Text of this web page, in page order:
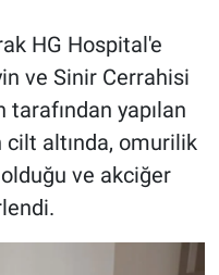
HG Hospital'e
ve Sinir Cerrahisi
tarafından yapılan
altında, omurilik
ve akciğer